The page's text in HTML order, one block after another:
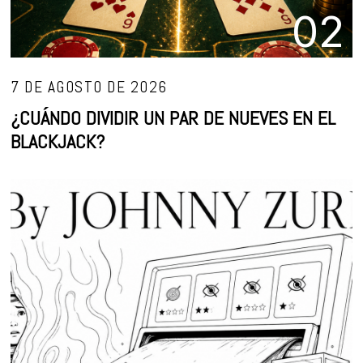
02
7 DE AGOSTO DE 2026
¿CUÁNDO DIVIDIR UN PAR DE NUEVES EN EL
BLACKJACK?